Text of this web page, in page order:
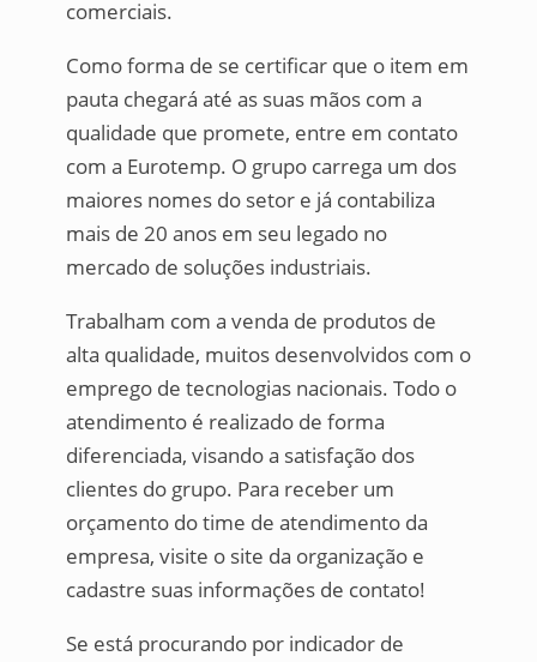
comerciais.
Como forma de se certificar que o item em
pauta chegará até as suas mãos com a
qualidade que promete, entre em contato
com a Eurotemp. O grupo carrega um dos
maiores nomes do setor e já contabiliza
mais de 20 anos em seu legado no
mercado de soluções industriais.
Trabalham com a venda de produtos de
alta qualidade, muitos desenvolvidos com o
emprego de tecnologias nacionais. Todo o
atendimento é realizado de forma
diferenciada, visando a satisfação dos
clientes do grupo. Para receber um
orçamento do time de atendimento da
empresa, visite o site da organização e
cadastre suas informações de contato!
Se está procurando por indicador de